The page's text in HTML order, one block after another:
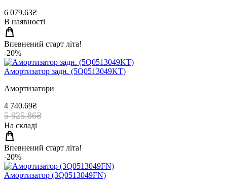
6 079.63₴
В наявності
Впевнений старт літа!
-20%
Амортизатор задн. (5Q0513049KT)
Амортизатори
4 740.69₴
5 925.86₴
На складі
Впевнений старт літа!
-20%
Амортизатор (3Q0513049FN)